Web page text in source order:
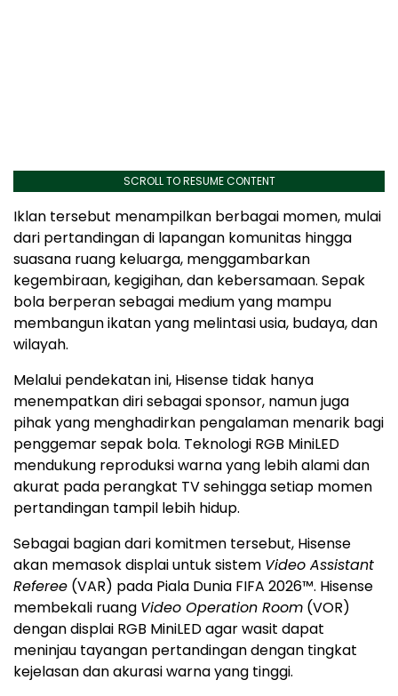
SCROLL TO RESUME CONTENT
Iklan tersebut menampilkan berbagai momen, mulai
dari pertandingan di lapangan komunitas hingga
suasana ruang keluarga, menggambarkan
kegembiraan, kegigihan, dan kebersamaan. Sepak
bola berperan sebagai medium yang mampu
membangun ikatan yang melintasi usia, budaya, dan
wilayah.
Melalui pendekatan ini, Hisense tidak hanya
menempatkan diri sebagai sponsor, namun juga
pihak yang menghadirkan pengalaman menarik bagi
penggemar sepak bola. Teknologi RGB MiniLED
mendukung reproduksi warna yang lebih alami dan
akurat pada perangkat TV sehingga setiap momen
pertandingan tampil lebih hidup.
Sebagai bagian dari komitmen tersebut, Hisense
akan memasok displai untuk sistem Video Assistant
Referee (VAR) pada Piala Dunia FIFA 2026™. Hisense
membekali ruang Video Operation Room (VOR)
dengan displai RGB MiniLED agar wasit dapat
meninjau tayangan pertandingan dengan tingkat
kejelasan dan akurasi warna yang tinggi.